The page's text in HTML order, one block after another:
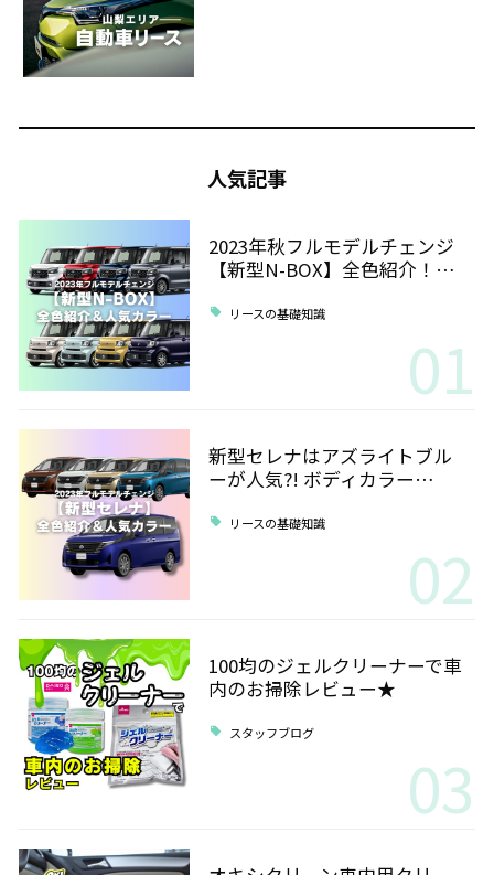
人気記事
2023年秋フルモデルチェンジ
【新型N-BOX】全色紹介！…
リースの基礎知識
01
新型セレナはアズライトブル
ーが人気?! ボディカラー…
リースの基礎知識
02
100均のジェルクリーナーで車
内のお掃除レビュー★
スタッフブログ
03